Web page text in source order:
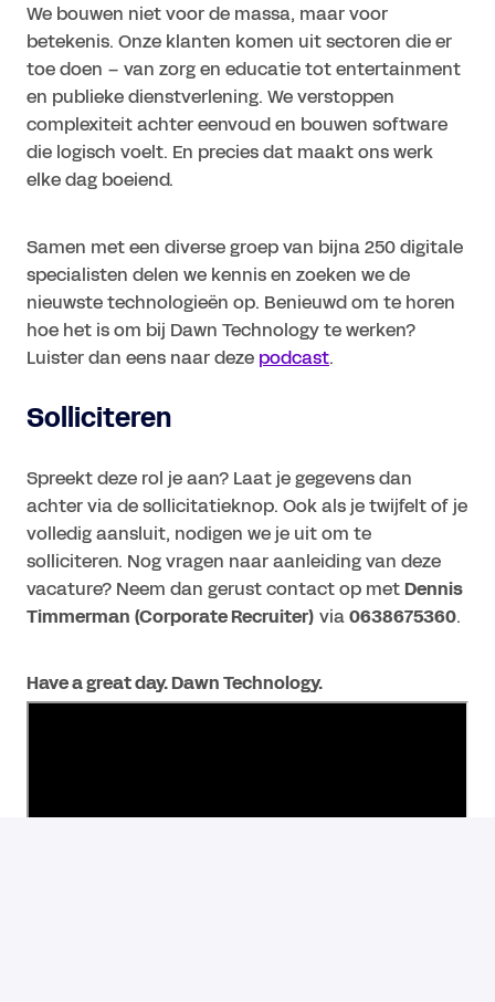
We bouwen niet voor de massa, maar voor
betekenis. Onze klanten komen uit sectoren die er
toe doen – van zorg en educatie tot entertainment
en publieke dienstverlening. We verstoppen
complexiteit achter eenvoud en bouwen software
die logisch voelt. En precies dat maakt ons werk
elke dag boeiend.
Samen met een diverse groep van bijna 250 digitale
specialisten delen we kennis en zoeken we de
nieuwste technologieën op. Benieuwd om te horen
hoe het is om bij Dawn Technology te werken?
Luister dan eens naar deze podcast.
Solliciteren
Spreekt deze rol je aan? Laat je gegevens dan
achter via de sollicitatieknop. Ook als je twijfelt of je
volledig aansluit, nodigen we je uit om te
solliciteren. Nog vragen naar aanleiding van deze
vacature? Neem dan gerust contact op met Dennis
Timmerman (Corporate Recruiter) via0638675360.
Have a great day. Dawn Technology.